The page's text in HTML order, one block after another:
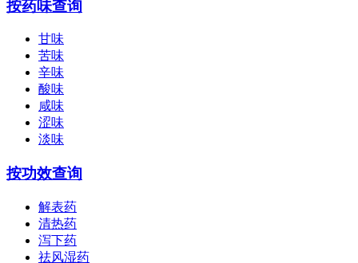
按药味查询
甘味
苦味
辛味
酸味
咸味
涩味
淡味
按功效查询
解表药
清热药
泻下药
祛风湿药